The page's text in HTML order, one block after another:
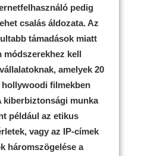
pedig
csalás áldozata. Az
támadások miatt
módszerekhez kell
amelyek 20
hollywoodi filmekben
kiberbiztonsági munka
például az etikus
vagy az IP-címek
háromszögelése a